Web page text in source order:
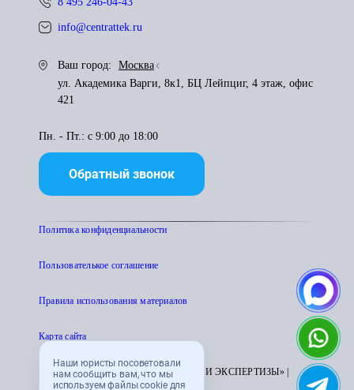
Наши юристы посоветовали
нам сообщить вам, что мы
используем файлы cookie для
info@centrattek.ru
Ваш город:
Москва
ул. Академика Варги, 8к1, БЦ Лейпциг, 4 этаж, офис
421
Пн. - Пт.: с 9:00 до 18:00
Обратный звонок
Политика конфиденциальности
Пользователькое соглашение
Правила использования материалов
Карта сайта
© 1995 - 2026 «ЦЕНТР АТТЕСТАЦИИ И ЭКСПЕРТИЗЫ» |